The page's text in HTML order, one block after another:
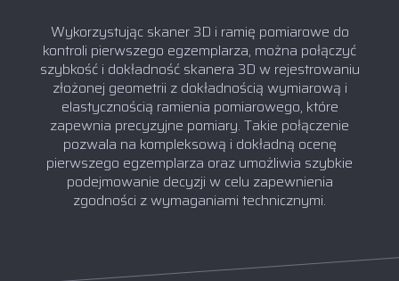
Wykorzystując skaner 3D i ramię pomiarowe do
kontroli pierwszego egzemplarza, można połączyć
szybkość i dokładność skanera 3D w rejestrowaniu
złożonej geometrii z dokładnością wymiarową i
elastycznością ramienia pomiarowego, które
zapewnia precyzyjne pomiary. Takie połączenie
pozwala na kompleksową i dokładną ocenę
pierwszego egzemplarza oraz umożliwia szybkie
podejmowanie decyzji w celu zapewnienia
zgodności z wymaganiami technicznymi.